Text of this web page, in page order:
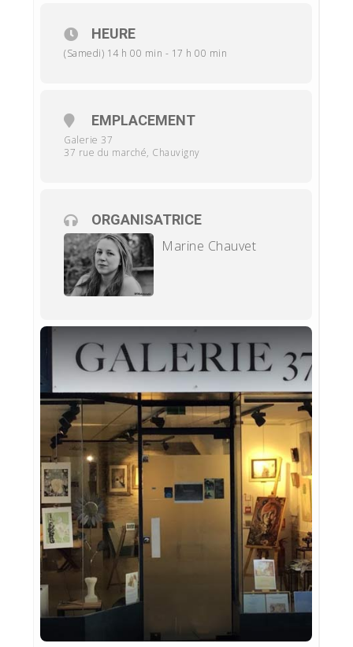
Je me réjouis de vous retrouver à cet atelier,
Marine Chauvet
HEURE
(Samedi) 14 h 00 min - 17 h 00 min
EMPLACEMENT
Galerie 37
37 rue du marché, Chauvigny
ORGANISATRICE
Marine Chauvet